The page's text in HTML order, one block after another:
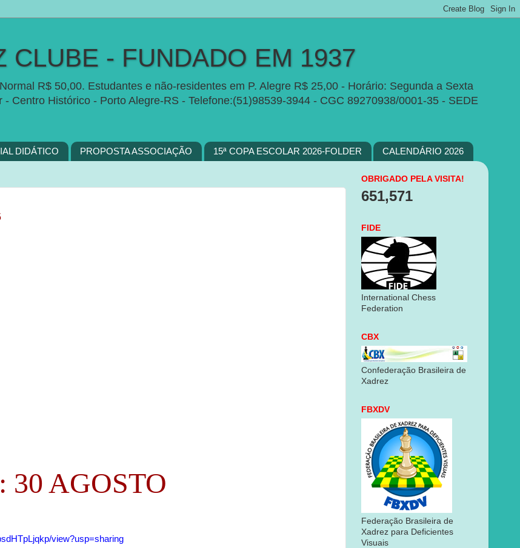
CLUBE - FUNDADO EM 1937
R$ 50,00. Estudantes e não-residentes em P. Alegre R$ 25,00 - Horário: Segunda a Sexta
Centro Histórico - Porto Alegre-RS - Telefone:(51)98539-3944 - CGC 89270938/0001-35 - SEDE
DIDÁTICO PROPOSTA ASSOCIAÇÃO 15ª COPA ESCOLAR 2026-FOLDER CALENDÁRIO 2026
30 AGOSTO
view?usp=sharing
OBRIGADO PELA VISITA!
651,571
FIDE
International Chess
Federation
CBX
Confederação Brasileira de
Xadrez
FBXDV
Federação Brasileira de
Xadrez para Deficientes
Visuais